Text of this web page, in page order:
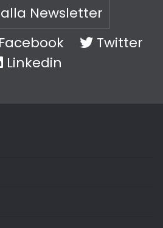
Newsletter
Twitter
Linkedin